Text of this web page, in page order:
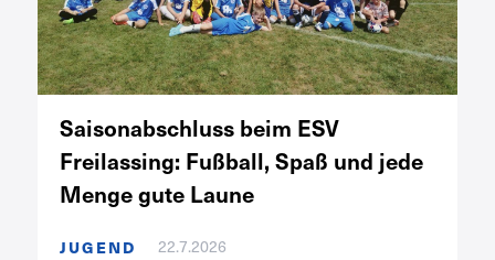
Saisonabschluss beim ESV
Freilassing: Fußball, Spaß und jede
Menge gute Laune
JUGEND 22.7.2026